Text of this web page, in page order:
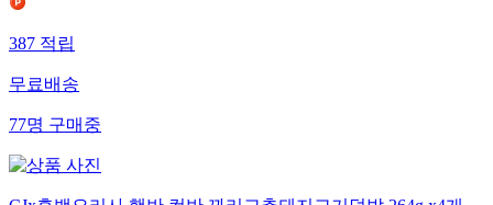
387 적립
무료배송
77명 구매중